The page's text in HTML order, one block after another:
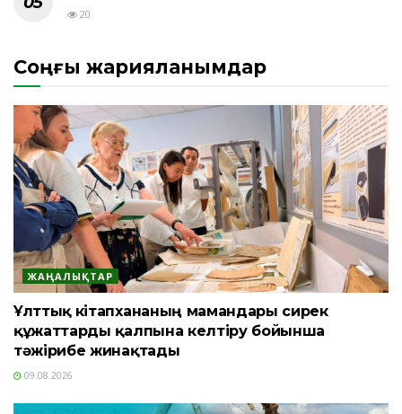
20
Соңғы жарияланымдар
ЖАҢАЛЫҚТАР
Ұлттық кітапхананың мамандары сирек
құжаттарды қалпына келтіру бойынша
тәжірибе жинақтады
09.08.2026